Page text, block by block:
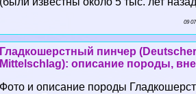
09
Гладкошерстный пинчер
Mittelschlag): описание породы,
Фото и описание породы